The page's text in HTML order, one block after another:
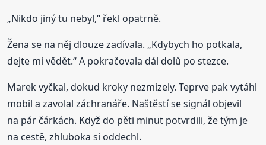
„Nikdo jiný tu nebyl,“ řekl opatrně.
Žena se na něj dlouze zadívala. „Kdybych ho potkala,
dejte mi vědět.“ A pokračovala dál dolů po stezce.
Marek vyčkal, dokud kroky nezmizely. Teprve pak vytáhl
mobil a zavolal záchranáře. Naštěstí se signál objevil
na pár čárkách. Když do pěti minut potvrdili, že tým je
na cestě, zhluboka si oddechl.